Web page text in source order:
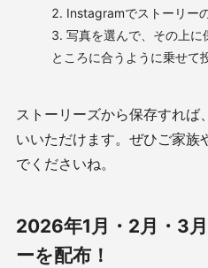
Instagramでストーリー
写真を選んで、その上
ところに合うように乗せて
ストーリーズから保存すれば
いいただけます。ぜひご家族
でくださいね。
2026年1月・2月・3
ーを配布！